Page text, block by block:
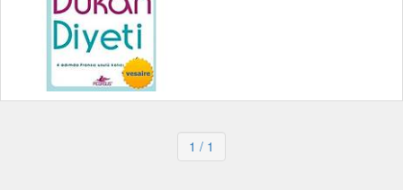
1 / 1